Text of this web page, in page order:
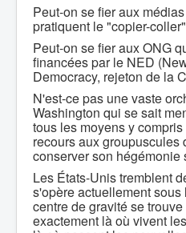
Peut-on se fier aux
pratiquent le "copier-
Peut-on se fier aux ONG
financées par le NED
Democracy, rejeton de la
N'est-ce pas une vaste
Washington qui se sait
tous les moyens y
recours aux groupuscules
conserver son hégémonie
Les États-Unis tremblent
s'opère actuellement
centre de gravité se
exactement là où vivent